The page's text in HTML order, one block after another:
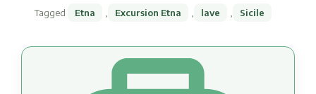
Tagged Etna Excursion Etna lave Sicile